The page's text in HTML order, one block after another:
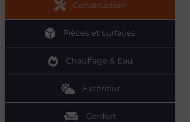
Construction
Pièces et surfaces
Chauffage & Eau
Extérieur
Confort